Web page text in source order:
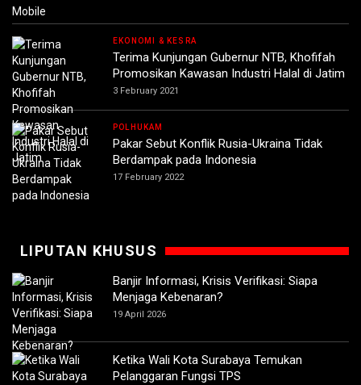
EKONOMI & KESRA
Terima Kunjungan Gubernur NTB, Khofifah
Promosikan Kawasan Industri Halal di Jatim
3 February 2021
POLHUKAM
Pakar Sebut Konflik Rusia-Ukraina Tidak
Berdampak pada Indonesia
17 February 2022
LIPUTAN KHUSUS
Banjir Informasi, Krisis Verifikasi: Siapa
Menjaga Kebenaran?
19 April 2026
Ketika Wali Kota Surabaya Temukan
Pelanggaran Fungsi TPS